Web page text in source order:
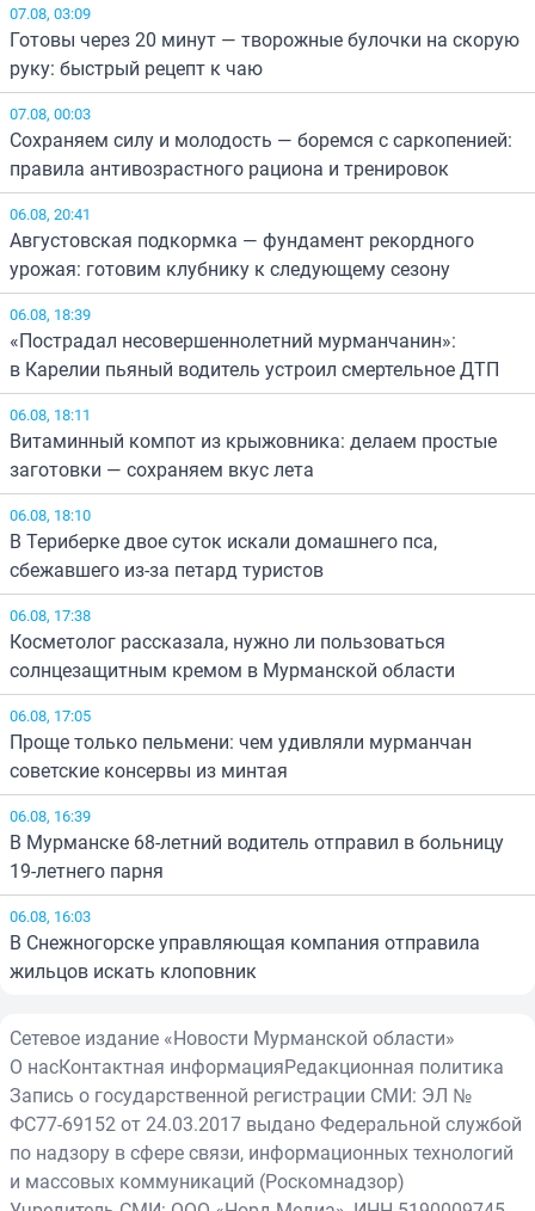
07.08, 03:09
Готовы через 20 минут — творожные булочки на скорую
руку: быстрый рецепт к чаю
07.08, 00:03
Сохраняем силу и молодость — боремся с саркопенией:
правила антивозрастного рациона и тренировок
06.08, 20:41
Августовская подкормка — фундамент рекордного
урожая: готовим клубнику к следующему сезону
06.08, 18:39
«Пострадал несовершеннолетний мурманчанин»:
в Карелии пьяный водитель устроил смертельное ДТП
06.08, 18:11
Витаминный компот из крыжовника: делаем простые
заготовки — сохраняем вкус лета
06.08, 18:10
В Териберке двое суток искали домашнего пса,
сбежавшего из-за петард туристов
06.08, 17:38
Косметолог рассказала, нужно ли пользоваться
солнцезащитным кремом в Мурманской области
06.08, 17:05
Проще только пельмени: чем удивляли мурманчан
советские консервы из минтая
06.08, 16:39
В Мурманске 68-летний водитель отправил в больницу
19-летнего парня
06.08, 16:03
В Снежногорске управляющая компания отправила
жильцов искать клоповник
Сетевое издание «Новости Мурманской области»
О насКонтактная информацияРедакционная политика
Запись о государственной регистрации СМИ: ЭЛ №
ФС77-69152 от 24.03.2017 выдано Федеральной службой
по надзору в сфере связи, информационных технологий
и массовых коммуникаций (Роскомнадзор)